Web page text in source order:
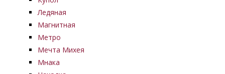
Ледяная
Магнитная
Метро
Мечта Михея
Мнака